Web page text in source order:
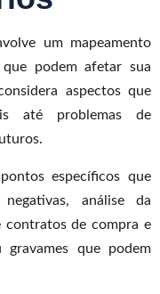
um mapeamento
podem afetar sua
aspectos que
até problemas de
específicos que
análise da
contratos de compra e
que podem